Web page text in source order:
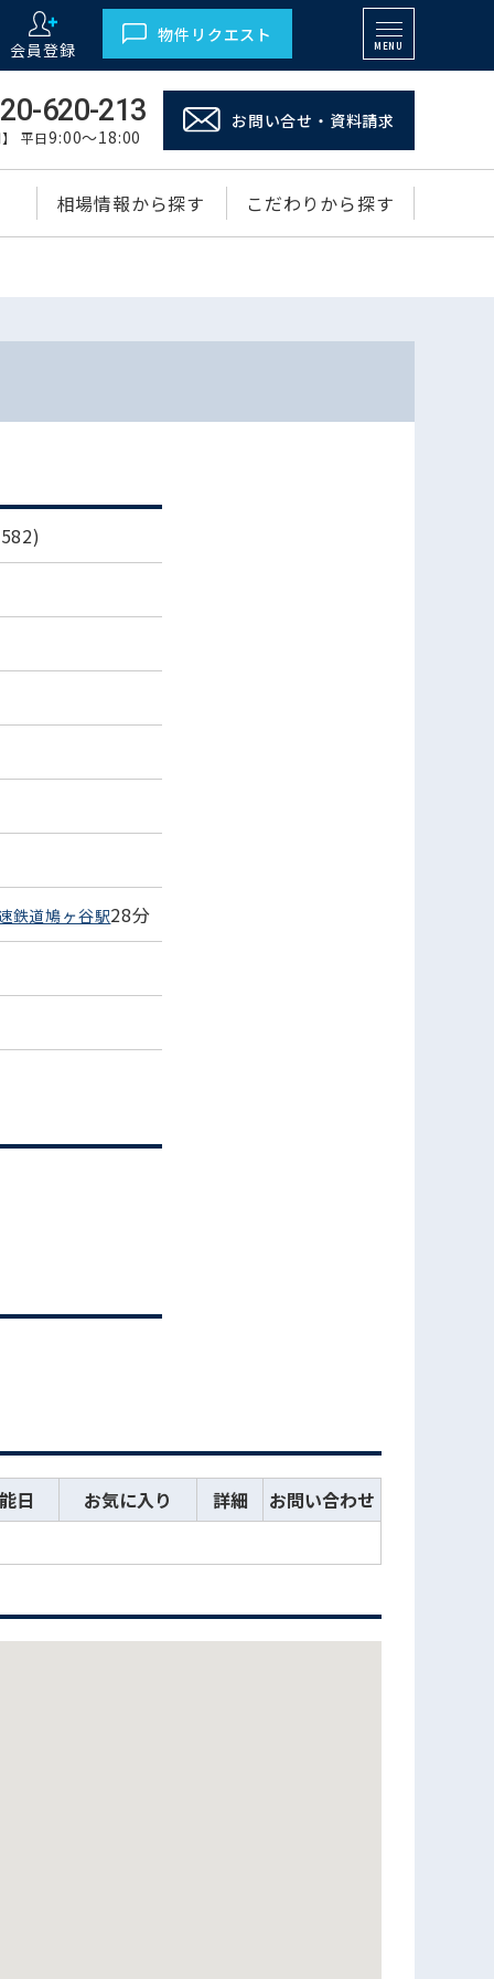
会員登録
物件リクエスト
MENU
620-213
】 平日9:00～18:00
お問い合せ・資料請求
相場情報から探す こだわりから探す
鉄道鳩ヶ谷駅28分
日 お気に入り 詳細
お問い合わせ